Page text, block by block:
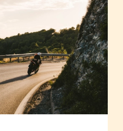
ein erhöhtes
auf die Kosten der
Umso wichtiger ist
abgesichert zu
welche
sinnvoll ist und wie